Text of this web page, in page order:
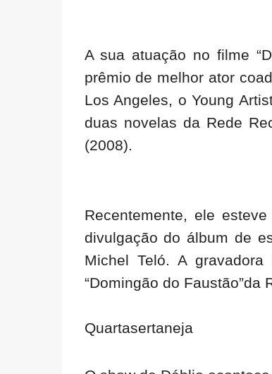
A sua atuação no filme
prêmio de melhor ator
Los Angeles, o Young
duas novelas da Rede
(2008).
Recentemente, ele
divulgação do álbum de
Michel Teló. A
“Domingão do Faustão”da
Quartasertaneja